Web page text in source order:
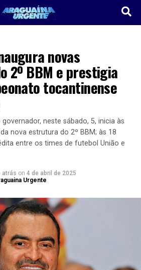
novas
2º BBM e prestigia
tocantinense
neste sábado, 5, inicia às
nova estrutura do 2º BBM; às 18
entre os times de futebol União e
atrás on 4 de abril de 2025
Urgente